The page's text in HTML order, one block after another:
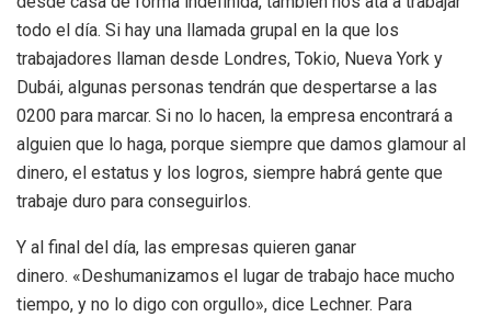
todo el día. Si hay una llamada grupal en la que los
trabajadores llaman desde Londres, Tokio, Nueva York y
Dubái, algunas personas tendrán que despertarse a las
0200 para marcar. Si no lo hacen, la empresa encontrará a
alguien que lo haga, porque siempre que damos glamour al
dinero, el estatus y los logros, siempre habrá gente que
trabaje duro para conseguirlos.
Y al final del día, las empresas quieren ganar
dinero. «Deshumanizamos el lugar de trabajo hace mucho
tiempo, y no lo digo con orgullo», dice Lechner. Para